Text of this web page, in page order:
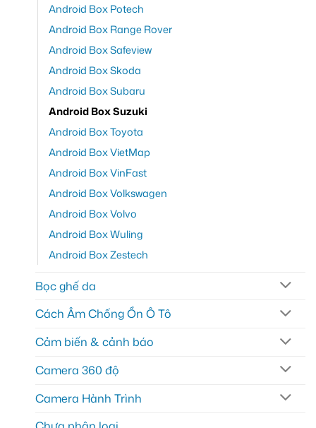
Android Box Potech
Android Box Range Rover
Android Box Safeview
Android Box Skoda
Android Box Subaru
Android Box Suzuki
Android Box Toyota
Android Box VietMap
Android Box VinFast
Android Box Volkswagen
Android Box Volvo
Android Box Wuling
Android Box Zestech
Bọc ghế da
Cách Âm Chống Ồn Ô Tô
Cảm biến & cảnh báo
Camera 360 độ
Camera Hành Trình